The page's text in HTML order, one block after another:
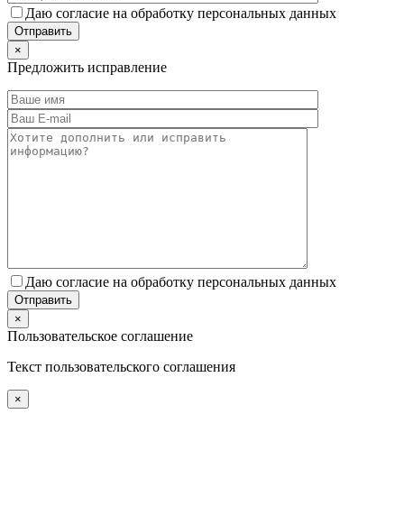
Даю согласие на обработку персональных данных
×
Предложить исправление
Даю согласие на обработку персональных данных
×
Пользовательское соглашение
Текст пользовательского соглашения
×